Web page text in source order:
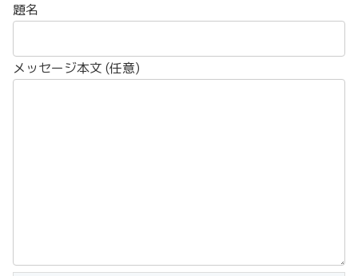
題名
メッセージ本文 (任意)